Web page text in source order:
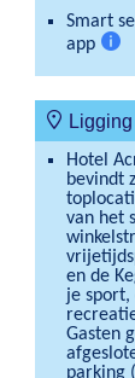
Meer
Smart
app
Ligging
Hotel
bevindt
van het
en de
je sport,
Gasten
parking